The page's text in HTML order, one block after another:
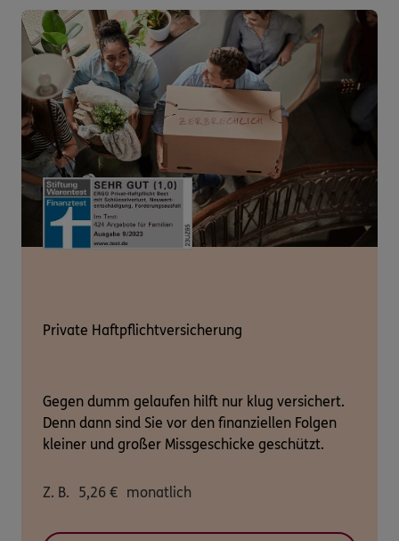
Private Haftpflichtversicherung
Gegen dumm gelaufen hilft nur klug versichert.
Denn dann sind Sie vor den finanziellen Folgen
kleiner und großer Missgeschicke geschützt.
Z. B. 5,26 € monatlich